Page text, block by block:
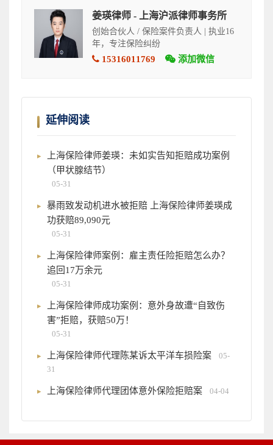
姜瑛律师 - 上海沪派律师事务所
创始合伙人 / 保险案件负责人 | 执业16
年，专注保险纠纷
15316011769 添加微信
延伸阅读
上海保险律师姜瑛：未如实告知拒赔成功案例
（甲状腺结节）
05-31
暴雨致发动机进水被拒赔 上海保险律师姜瑛成
功获赔89,090元
05-31
上海保险律师案例：雇主责任险拒赔怎么办？
追回17万余元
05-31
上海保险律师成功案例：意外身故遭“自致伤
害”拒赔，获赔50万！
05-31
上海保险律师代理陈某诉太平洋车损险案
05-
31
上海保险律师代理团体意外保险拒赔案 04-04